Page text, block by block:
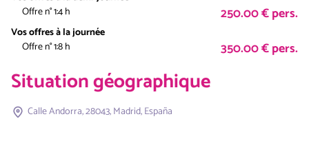
Offre n° 1:4 h 250.00 € pers.
Vos offres à la journée
Offre n° 1:8 h 350.00 € pers.
Situation géographique
Calle Andorra, 28043, Madrid, España